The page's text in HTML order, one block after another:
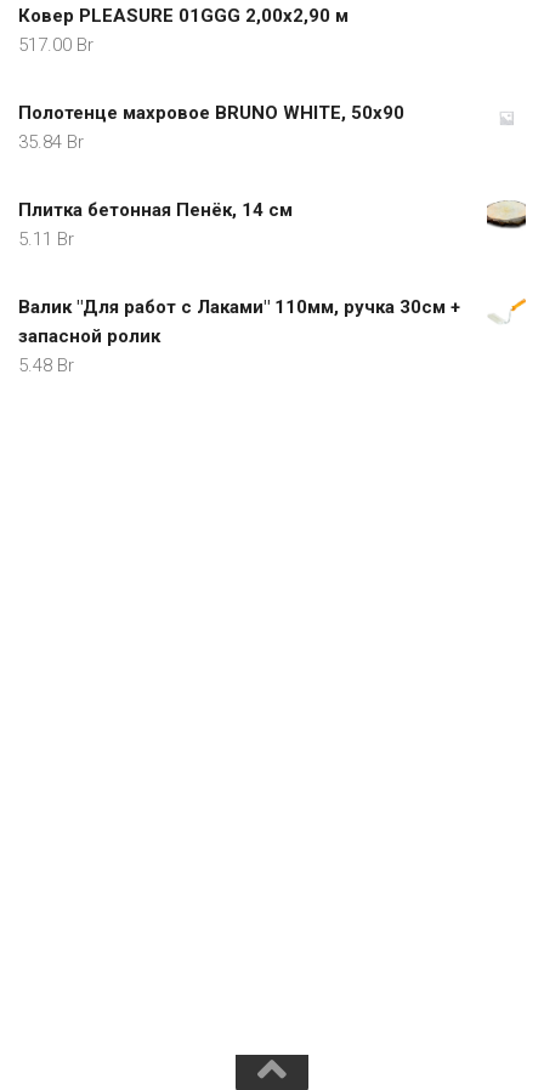
Ковер PLEASURE 01GGG 2,00x2,90 м
517.00 Br
Полотенце махровое BRUNO WHITE, 50х90
35.84 Br
Плитка бетонная Пенёк, 14 см
5.11 Br
Валик "Для работ с Лаками" 110мм, ручка 30см +
запасной ролик
5.48 Br